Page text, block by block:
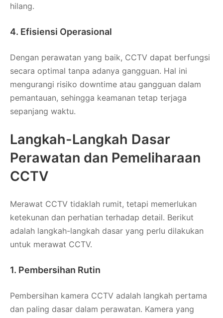
hilang.
4. Efisiensi Operasional
Dengan perawatan yang baik, CCTV dapat berfungsi
secara optimal tanpa adanya gangguan. Hal ini
mengurangi risiko downtime atau gangguan dalam
pemantauan, sehingga keamanan tetap terjaga
sepanjang waktu.
Langkah-Langkah Dasar
Perawatan dan Pemeliharaan
CCTV
Merawat CCTV tidaklah rumit, tetapi memerlukan
ketekunan dan perhatian terhadap detail. Berikut
adalah langkah-langkah dasar yang perlu dilakukan
untuk merawat CCTV.
1. Pembersihan Rutin
Pembersihan kamera CCTV adalah langkah pertama
dan paling dasar dalam perawatan. Kamera yang